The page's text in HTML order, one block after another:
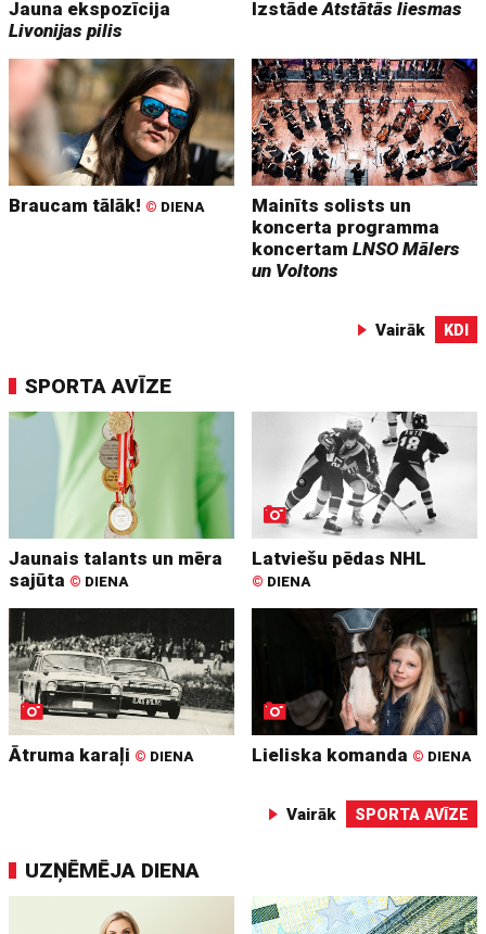
Jauna ekspozīcija
Livonijas pilis
IzstādeAtstātās liesmas
Braucam tālāk! © DIENA
Mainīts solists un
koncerta programma
koncertamLNSO Mālers
un Voltons
Vairāk KDI
SPORTA AVĪZE
Jaunais talants un mēra
sajūta © DIENA
Latviešu pēdas NHL
© DIENA
Ātruma karaļi © DIENA Lieliska komanda © DIENA
Vairāk SPORTA AVĪZE
UZŅĒMĒJA DIENA